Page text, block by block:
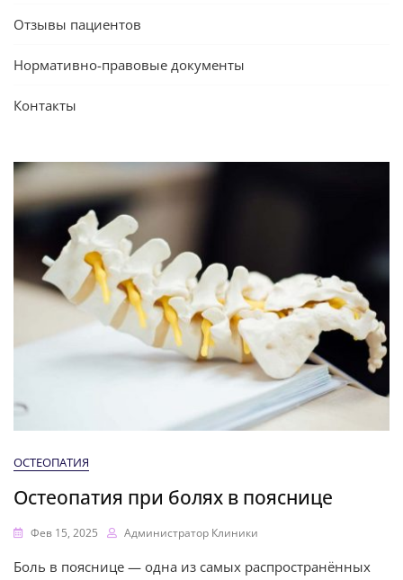
Отзывы пациентов
Нормативно-правовые документы
Контакты
ОСТЕОПАТИЯ
Остеопатия при болях в пояснице
Фев 15, 2025 Администратор Клиники
Боль в пояснице — одна из самых распространённых